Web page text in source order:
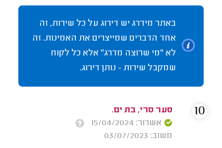
באתר מידרג יש דירוג על כל שירות, זה
אחד הדברים שמייצרים את האמינות. זה
לא "מי שרוצה מדרג" אלא כל לקוח
שמקבל שירות - נותן דירוג.
סער סרי, בת ים.
אשרור: 15/04/2024
משוב: 03/07/2023
10